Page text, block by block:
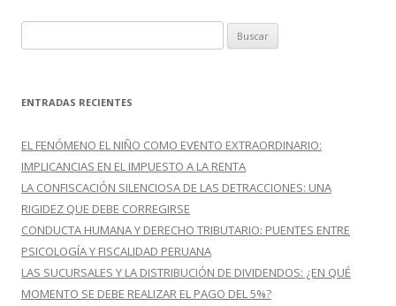
u
c
r
:
ENTRADAS RECIENTES
EL FENÓMENO EL NIÑO COMO EVENTO EXTRAORDINARIO:
IMPLICANCIAS EN EL IMPUESTO A LA RENTA
LA CONFISCACIÓN SILENCIOSA DE LAS DETRACCIONES: UNA
RIGIDEZ QUE DEBE CORREGIRSE
CONDUCTA HUMANA Y DERECHO TRIBUTARIO: PUENTES ENTRE
PSICOLOGÍA Y FISCALIDAD PERUANA
LAS SUCURSALES Y LA DISTRIBUCIÓN DE DIVIDENDOS: ¿EN QUÉ
MOMENTO SE DEBE REALIZAR EL PAGO DEL 5%?